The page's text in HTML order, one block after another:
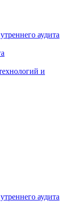
аудита
и
аудита